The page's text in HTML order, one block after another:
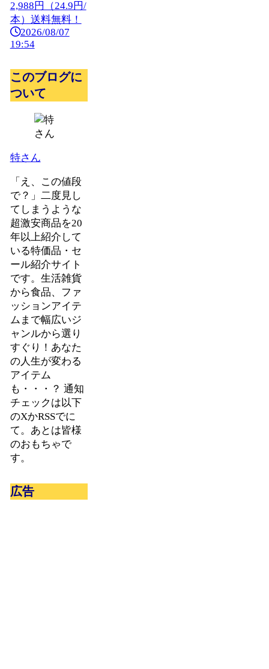
2,988円（24.9円/
本）送料無料！
2026/08/07
19:54
このブログに
ついて
特さん
「え、この値段
で？」二度見し
てしまうような
超激安商品を20
年以上紹介して
いる特価品・セ
ール紹介サイト
です。生活雑貨
から食品、ファ
ッションアイテ
ムまで幅広いジ
ャンルから選り
すぐり！あなた
の人生が変わる
アイテム
も・・・？ 通知
チェックは以下
のXかRSSでに
て。あとは皆様
のおもちゃで
す。
広告